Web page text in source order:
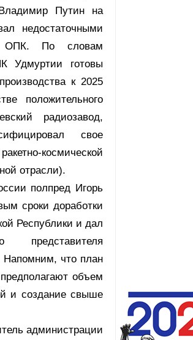
Путин на
недостаточными
ОПК. По словам
Удмуртии готовы
к 2025
положительного
радиозавод,
свое
космической
отрасли).
полпред Игорь
сроки доработки
Республики и дал
представителя
Напомним, что план
объем
и создание свыше
администрации